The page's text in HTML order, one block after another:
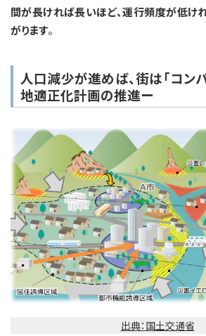
間が長ければ長いほど、運行頻度が低け
がります。
人口減少が進めば、街は「コン
地適正化計画の推進ー
出典：国土交通省